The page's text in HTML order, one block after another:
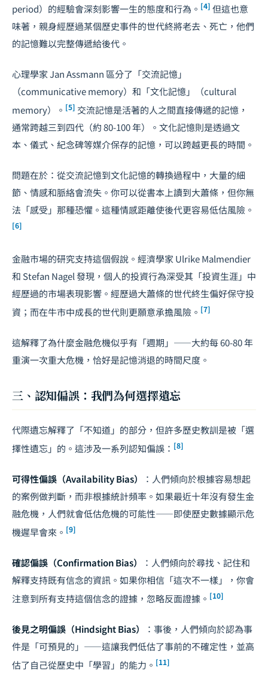
period）的經驗會深刻影響一生的態度和行為。 [4] 但這也意
味著，親身經歷過某個歷史事件的世代終將老去、死亡，他們
的記憶難以完整傳遞給後代。
心理學家 Jan Assmann 區分了「交流記憶」
（communicative memory）和「文化記憶」（cultural
memory）。 [5] 交流記憶是活著的人之間直接傳遞的記憶，
通常跨越三到四代（約 80-100 年）。文化記憶則是透過文
本、儀式、紀念碑等媒介保存的記憶，可以跨越更長的時間。
問題在於：從交流記憶到文化記憶的轉換過程中，大量的細
節、情感和脈絡會流失。你可以從書本上讀到大蕭條，但你無
法「感受」那種恐懼。這種情感距離使後代更容易低估風險。
[6]
金融市場的研究支持這個假說。經濟學家 Ulrike Malmendier
和 Stefan Nagel 發現，個人的投資行為深受其「投資生涯」中
經歷過的市場表現影響。經歷過大蕭條的世代終生偏好保守投
資；而在牛市中成長的世代則更願意承擔風險。 [7]
這解釋了為什麼金融危機似乎有「週期」——大約每 60-80 年
重演一次重大危機，恰好是記憶消退的時間尺度。
三、認知偏誤：我們為何選擇遺忘
代際遺忘解釋了「不知道」的部分，但許多歷史教訓是被「選
擇性遺忘」的。這涉及一系列認知偏誤： [8]
可得性偏誤（Availability Bias）
：人們傾向於根據容易想起
的案例做判斷，而非根據統計頻率。如果最近十年沒有發生金
融危機，人們就會低估危機的可能性——即使歷史數據顯示危
機遲早會來。 [9]
確認偏誤（Confirmation Bias）
：人們傾向於尋找、記住和
解釋支持既有信念的資訊。如果你相信「這次不一樣」，你會
注意到所有支持這個信念的證據，忽略反面證據。 [10]
後見之明偏誤（Hindsight Bias）
：事後，人們傾向於認為事
件是「可預見的」——這讓我們低估了事前的不確定性，並高
估了自己從歷史中「學習」的能力。 [11]